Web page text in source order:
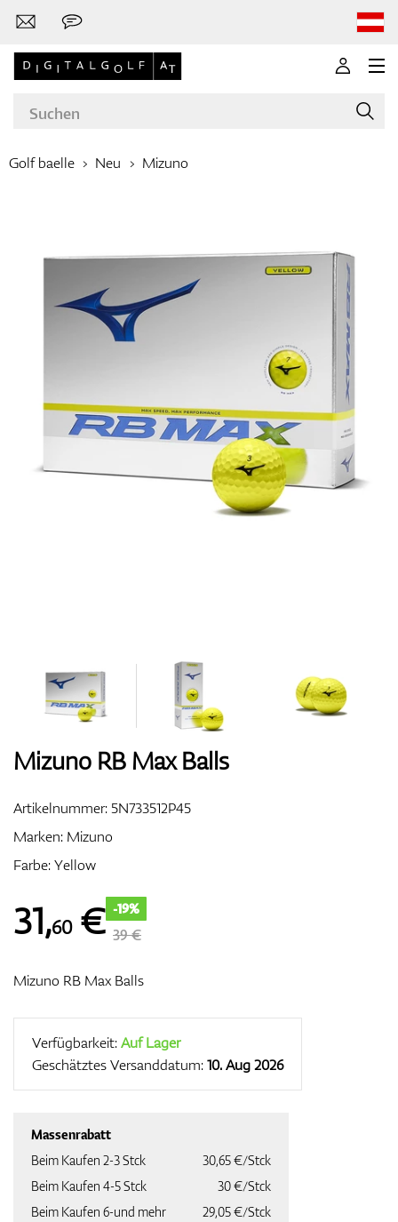
Golfschläger
Handschuhe
Bags
Golf baelle Neu Mizuno
Mizuno RB Max Balls
Artikelnummer:5N733512P45
Marken: Mizuno
Farbe: Yellow
31,60€ -19%
39 €
Mizuno RB Max Balls
Verfügbarkeit:Auf Lager
Geschätztes Versanddatum:10. Aug 2026
Massenrabatt
Beim Kaufen 2-3 Stck
30,65 €/Stck
Beim Kaufen 4-5 Stck
30 €/Stck
Beim Kaufen 6-und mehr
29,05 €/Stck